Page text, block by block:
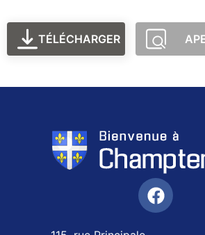
TÉLÉCHARGER